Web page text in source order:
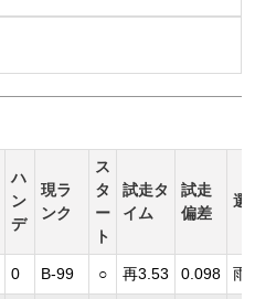
ハ
ン
デ
現ラ
ンク
ス
タ
ー
ト
試走タ
イム
試走
偏差
選
0 B-99 ○ 再3.53 0.098 雨